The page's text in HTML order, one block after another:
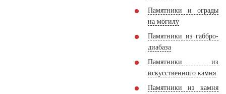
Памятники и ограды
на могилу
Памятники из габбро-
диабаза
Памятники из
искусственного камня
Памятники из камня